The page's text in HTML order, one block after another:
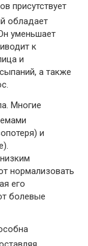
присутствует
обладает
уменьшает
к
и
а также
Многие
и
нормализовать
его
болевые